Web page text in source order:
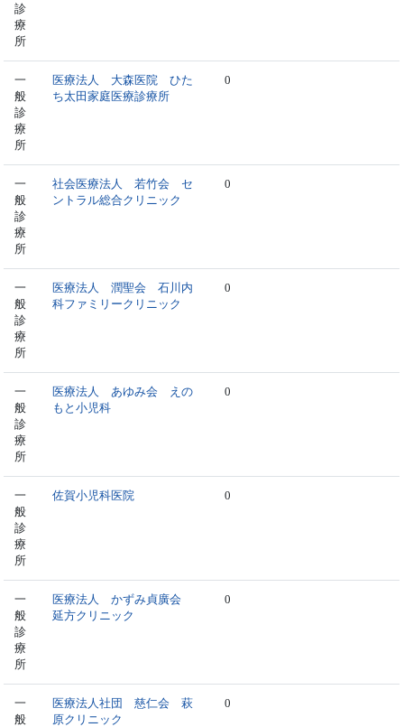
診
療
所
一
般
診
療
所
医療法人 大森医院 ひた
ち太田家庭医療診療所
0
一
般
診
療
所
社会医療法人 若竹会 セ
ントラル総合クリニック
0
一
般
診
療
所
医療法人 潤聖会 石川内
科ファミリークリニック
0
一
般
診
療
所
医療法人 あゆみ会 えの
もと小児科
0
一
般
診
療
所
佐賀小児科医院 0
一
般
診
療
所
医療法人 かずみ貞廣会
延方クリニック
0
一
般
医療法人社団 慈仁会 萩
原クリニック
0